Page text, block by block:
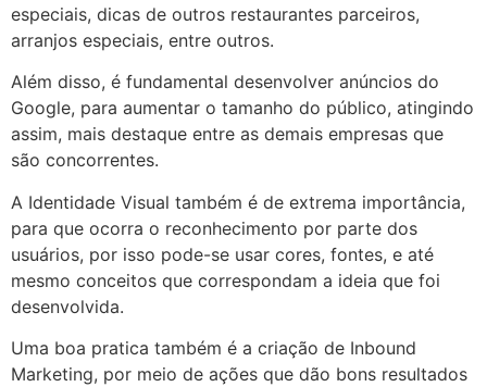
especiais, dicas de outros restaurantes parceiros,
arranjos especiais, entre outros.
Além disso, é fundamental desenvolver anúncios do
Google, para aumentar o tamanho do público, atingindo
assim, mais destaque entre as demais empresas que
são concorrentes.
A Identidade Visual também é de extrema importância,
para que ocorra o reconhecimento por parte dos
usuários, por isso pode-se usar cores, fontes, e até
mesmo conceitos que correspondam a ideia que foi
desenvolvida.
Uma boa pratica também é a criação de Inbound
Marketing, por meio de ações que dão bons resultados